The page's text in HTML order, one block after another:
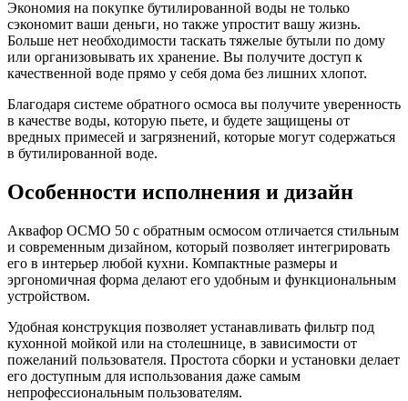
Экономия на покупке бутилированной воды не только
сэкономит ваши деньги, но также упростит вашу жизнь.
Больше нет необходимости таскать тяжелые бутыли по дому
или организовывать их хранение. Вы получите доступ к
качественной воде прямо у себя дома без лишних хлопот.
Благодаря системе обратного осмоса вы получите уверенность
в качестве воды, которую пьете, и будете защищены от
вредных примесей и загрязнений, которые могут содержаться
в бутилированной воде.
Особенности исполнения и дизайн
Аквафор ОСМО 50 с обратным осмосом отличается стильным
и современным дизайном, который позволяет интегрировать
его в интерьер любой кухни. Компактные размеры и
эргономичная форма делают его удобным и функциональным
устройством.
Удобная конструкция позволяет устанавливать фильтр под
кухонной мойкой или на столешнице, в зависимости от
пожеланий пользователя. Простота сборки и установки делает
его доступным для использования даже самым
непрофессиональным пользователям.